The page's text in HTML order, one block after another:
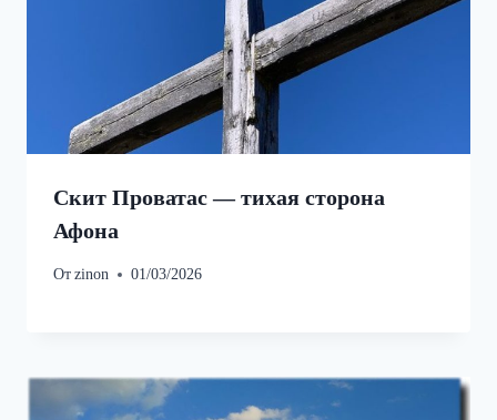
Скит Проватас — тихая сторона
Афона
Отzinon 01/03/2026